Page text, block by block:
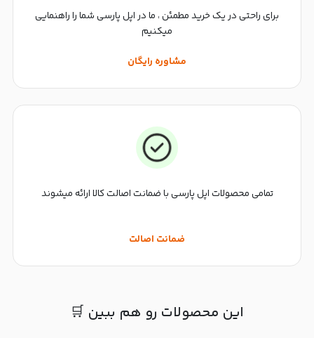
برای راحتی در یک خرید مطمئن ، ما در اپل پارسی شما را راهنمایی
میکنیم
مشاوره رایگان
تمامی محصولات اپل پارسی با ضمانت اصالت کالا ارائه میشوند
ضمانت اصالت
این محصولات رو هم ببین 🛒